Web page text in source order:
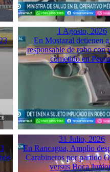
1 Agosto, 2026
En Mostazal detienen
responsable de robo con
cometido en
31 Julio, 2026
En Rancagua, Amplio
Carabineros por partido
versus Boca